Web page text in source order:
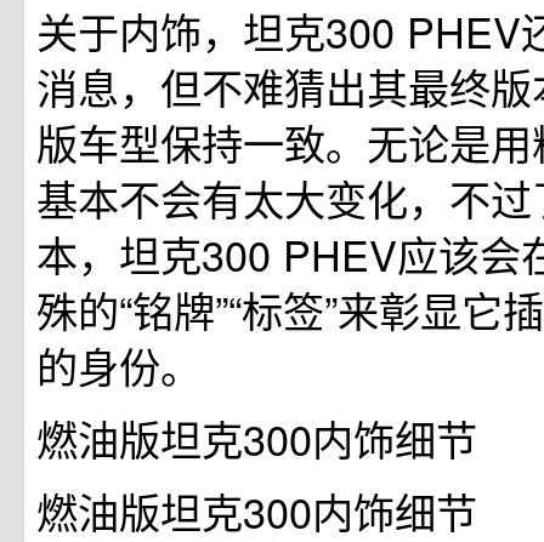
关于内饰，坦克300 PHEV
消息，但不难猜出其最终
版车型保持一致。无论是
基本不会有太大变化，不
本，坦克300 PHEV应该会
殊的“铭牌”“标签”来彰显它
的身份。
燃油版坦克300内饰细节
燃油版坦克300内饰细节